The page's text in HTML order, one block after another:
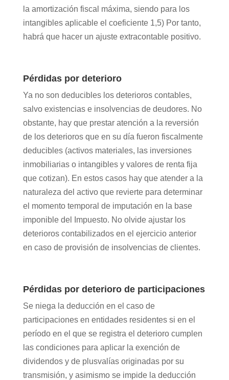
la amortización fiscal máxima, siendo para los
intangibles aplicable el coeficiente 1,5) Por tanto,
habrá que hacer un ajuste extracontable positivo.
Pérdidas por deterioro
Ya no son deducibles los deterioros contables,
salvo existencias e insolvencias de deudores. No
obstante, hay que prestar atención a la reversión
de los deterioros que en su día fueron fiscalmente
deducibles (activos materiales, las inversiones
inmobiliarias o intangibles y valores de renta fija
que cotizan). En estos casos hay que atender a la
naturaleza del activo que revierte para determinar
el momento temporal de imputación en la base
imponible del Impuesto. No olvide ajustar los
deterioros contabilizados en el ejercicio anterior
en caso de provisión de insolvencias de clientes.
Pérdidas por deterioro de participaciones
Se niega la deducción en el caso de
participaciones en entidades residentes si en el
período en el que se registra el deterioro cumplen
las condiciones para aplicar la exención de
dividendos y de plusvalías originadas por su
transmisión, y asimismo se impide la deducción